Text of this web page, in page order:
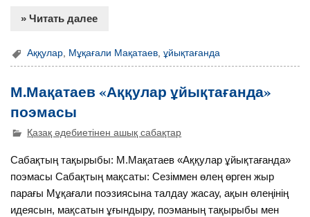
» Читать далее
Аққулар Мұқағали Мақатаев ,ұйықтағанда
М.Мақатаев «Аққулар ұйықтағанда»
поэмасы
Қазақ әдебиетінен ашық сабақтар
Сабақтың тақырыбы: М.Мақатаев «Аққулар ұйықтағанда»
поэмасы Сабақтың мақсаты: Сезіммен өлең өрген жыр
парағы Мұқағали поэзиясына талдау жасау, ақын өлеңінің
идеясын, мақсатын ұғындыру, поэманың тақырыбы мен